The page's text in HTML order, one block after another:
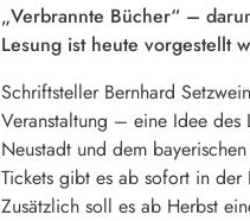
„Verbrannte Bücher“ –
Lesung ist heute vorgestellt
Schriftsteller Bernhard
Veranstaltung – eine Idee
Neustadt und dem
Tickets gibt es ab sofort in
Zusätzlich soll es ab Herbst